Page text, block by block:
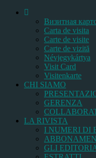
Bизитная
Carta de visita
Carte de visite
Carte de vizită
Névjegykártya
Visit Card
Visitenkarte
CHI SIAMO
GERENZA
LA RIVISTA
I NUMERI DI
GLI